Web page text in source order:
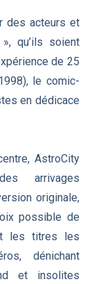
des acteurs et
qu’ils soient
de 25
le comic-
en dédicace
AstroCity
arrivages
originale,
possible de
les titres les
dénichant
et insolites